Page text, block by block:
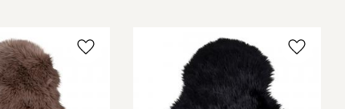
Add to favorites Add to